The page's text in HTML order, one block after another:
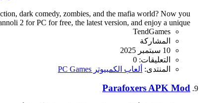
dark comedy, zombies, and the mafia world? Now you
2 for PC for free, the latest version, and enjoy a unique...
TendGames
المشاركة
10 سبتمبر 2025
التعليقات: 0
المنتدى: ألعاب الكمبيوتر PC Games
Parafoxers APK Mod